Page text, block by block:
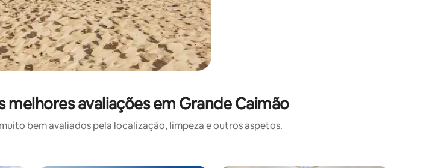
avaliações em Grande Caimão
bem avaliados pela localização, limpeza e outros aspetos.